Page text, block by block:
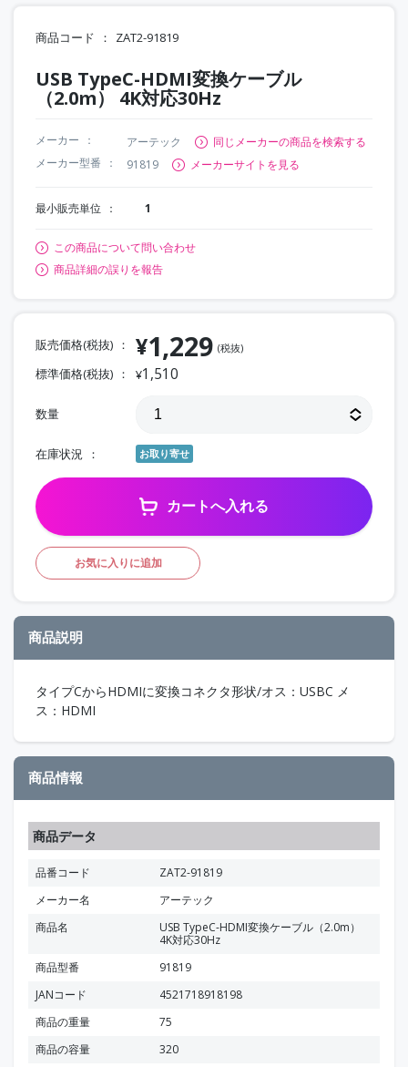
商品コード ZAT2-91819
USB TypeC-HDMI変換ケーブル
（2.0m） 4K対応30Hz
メーカー アーテック
同じメーカーの商品を検索する
メーカー型番
91819 メーカーサイトを見る
最小販売単位 1
この商品について問い合わせ
商品詳細の誤りを報告
販売価格(税抜) ¥1,229 (税抜)
標準価格(税抜) ¥1,510
数量
在庫状況 お取り寄せ
カートへ入れる
お気に入りに追加
商品説明
タイプCからHDMIに変換コネクタ形状/オス：USBC メ
ス：HDMI
商品情報
商品データ
品番コード
ZAT2-91819
メーカー名
アーテック
商品名
USB TypeC-HDMI変換ケーブル（2.0m）
4K対応30Hz
商品型番
91819
JANコード
4521718918198
商品の重量
75
商品の容量
320